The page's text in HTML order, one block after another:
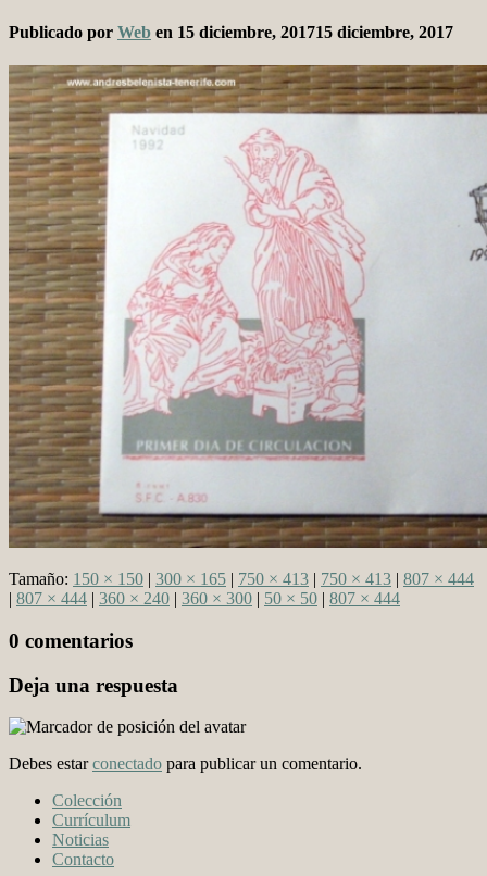
Publicado por Web en 15 diciembre, 201715 diciembre, 2017
Tamaño: 150 × 150 | 300 × 165 | 750 × 413 | 750 × 413 | 807 × 444
| 807 × 444 | 360 × 240 | 360 × 300 | 50 × 50 | 807 × 444
0 comentarios
Deja una respuesta
Debes estarconectado para publicar un comentario.
Colección
Currículum
Noticias
Contacto